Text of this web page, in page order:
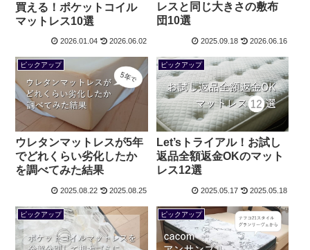
買える！ポケットコイル
マットレス10選
2026.01.04 2026.06.02
レスと同じ大きさの敷布
団10選
2025.09.18 2026.06.16
ピックアップ
ウレタンマットレスが5年
でどれくらい劣化したか
を調べてみた結果
2025.08.22 2025.08.25
ピックアップ
Let’sトライアル！お試し
返品全額返金OKのマット
レス12選
2025.05.17 2025.05.18
ピックアップ ピックアップ